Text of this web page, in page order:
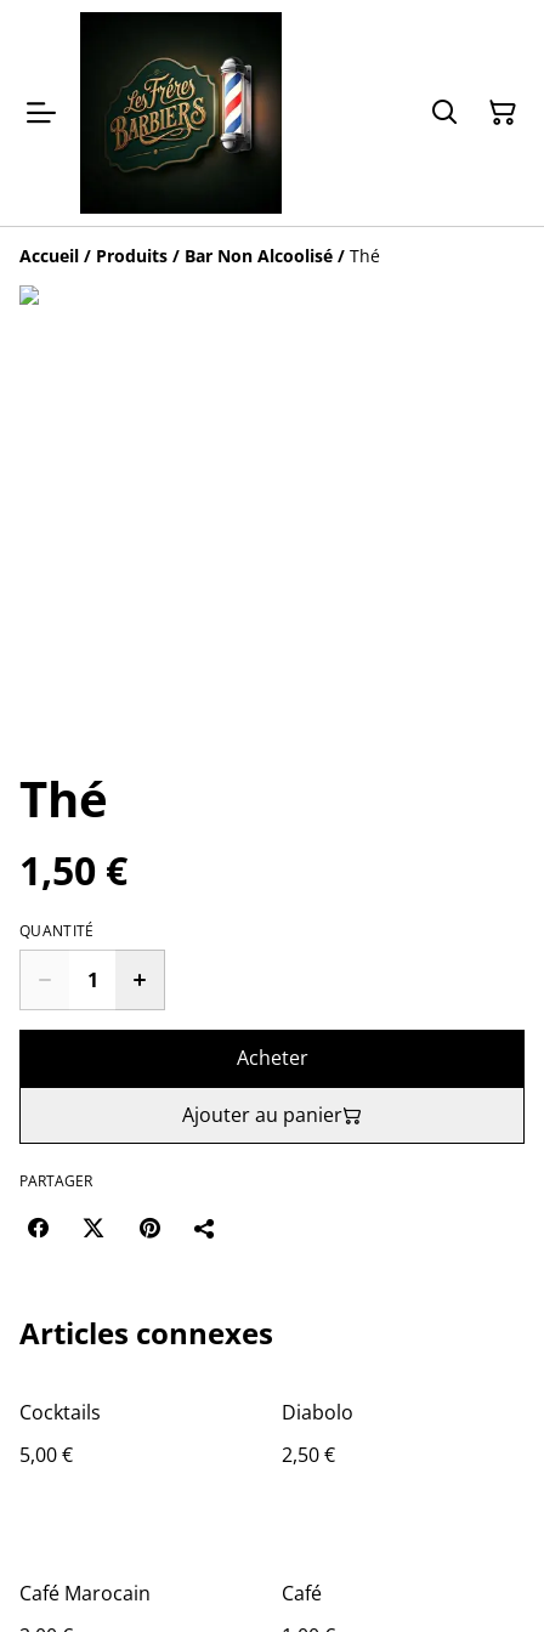
Accueil / Produits / Bar Non Alcoolisé / Thé
Thé
1,50 €
QUANTITÉ
Acheter
Ajouter au panier
PARTAGER
Articles connexes
Cocktails
5,00 €
Diabolo
2,50 €
Café Marocain
Café